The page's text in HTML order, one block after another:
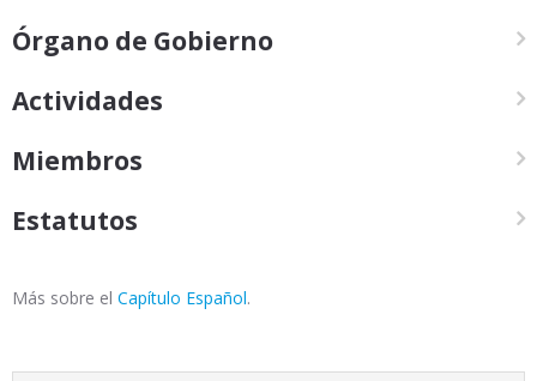
Órgano de Gobierno
Actividades
Miembros
Estatutos
Más sobre el Capítulo Español.